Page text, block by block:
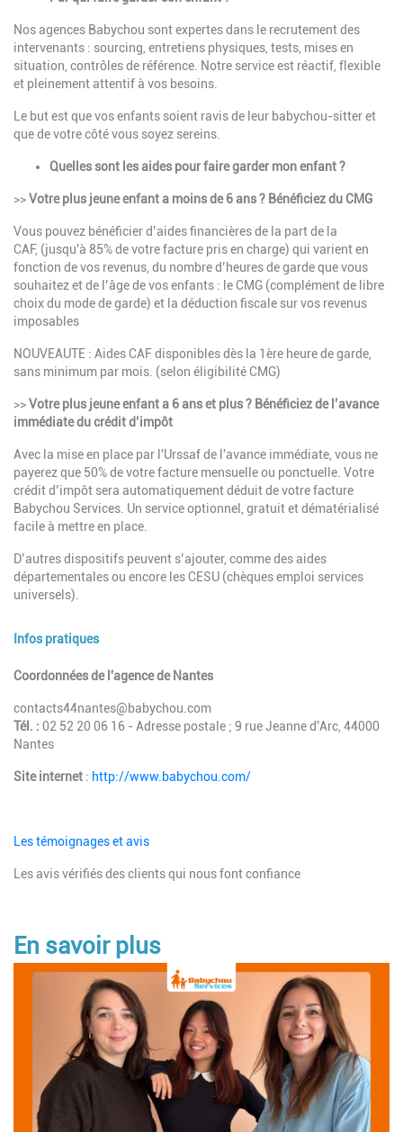
Nos agences Babychou sont expertes dans le recrutement des
intervenants : sourcing, entretiens physiques, tests, mises en
situation, contrôles de référence. Notre service est réactif, flexible
et pleinement attentif à vos besoins.
Le but est que vos enfants soient ravis de leur babychou-sitter et
que de votre côté vous soyez sereins.
Quelles sont les aides pour faire garder mon enfant ?
>>Votre plus jeune enfant a moins de 6 ans ? Bénéficiez du CMG
Vous pouvez bénéficier d’aides financières de la part de la
CAF, (jusqu'à 85% de votre facture pris en charge) qui varient en
fonction de vos revenus, du nombre d’heures de garde que vous
souhaitez et de l’âge de vos enfants : le CMG (complément de libre
choix du mode de garde) et la déduction fiscale sur vos revenus
imposables
NOUVEAUTE : Aides CAF disponibles dès la 1ère heure de garde,
sans minimum par mois. (selon éligibilité CMG)
>>Votre plus jeune enfant a 6 ans et plus ? Bénéficiez de l’avance
immédiate du crédit d’impôt
Avec la mise en place par l'Urssaf de l'avance immédiate, vous ne
payerez que 50% de votre facture mensuelle ou ponctuelle. Votre
crédit d’impôt sera automatiquement déduit de votre facture
Babychou Services. Un service optionnel, gratuit et dématérialisé
facile à mettre en place.
D’autres dispositifs peuvent s’ajouter, comme des aides
départementales ou encore les CESU (chèques emploi services
universels).
Infos pratiques
Description
Coordonnées de l'agence de Nantes
contacts44nantes@babychou.com
Tél. : 02 52 20 06 16 - Adresse postale ; 9 rue Jeanne d’Arc, 44000
Nantes
Site internet : http://www.babychou.com/
Les témoignages et avis
Les avis vérifiés des clients qui nous font confiance
En savoir plus